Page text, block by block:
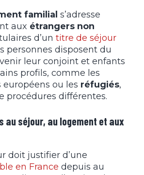
familial s’adresse
aux étrangers non
d’un titre de séjour
personnes disposent du
leur conjoint et enfants
profils, comme les
européens ou les réfugiés,
procédures différentes.
au séjour, au logement et aux
doit justifier d’une
en France depuis au